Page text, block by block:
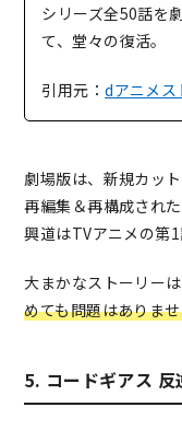
シリーズ全50話を
て、堂々の復活。
引用元：dアニメス
劇場版は、新規カッ
再編集＆再構成された
興道はTVアニメの第
大まかなストーリー
めても問題はありま
5. コードギアス